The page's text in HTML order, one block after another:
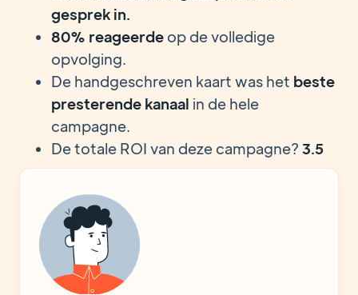
gesprek in.
80% reageerde op de volledige
opvolging.
De handgeschreven kaart was het beste
presterende kanaal in de hele
campagne.
De totale ROI van deze campagne? 3.5